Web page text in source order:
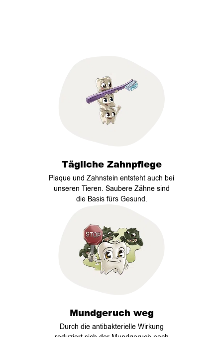
Tägliche Zahnpflege
Plaque und Zahnstein entsteht auch bei
unseren Tieren. Saubere Zähne sind
die Basis fürs Gesund.
Mundgeruch weg
Durch die antibakterielle Wirkung